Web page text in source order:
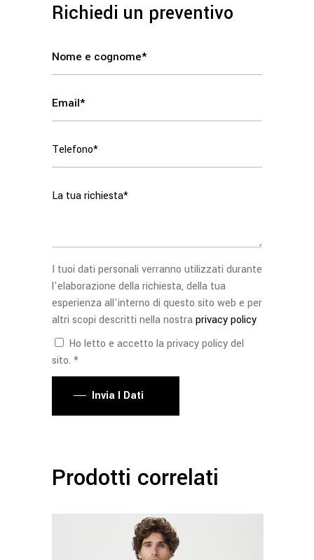
Richiedi un preventivo
I tuoi dati personali verranno utilizzati durante
l'elaborazione della richiesta, della tua
esperienza all'interno di questo sito web e per
altri scopi descritti nella nostraprivacy policy
Ho letto e accetto la privacy policy del
sito. *
Invia I Dati
Prodotti correlati